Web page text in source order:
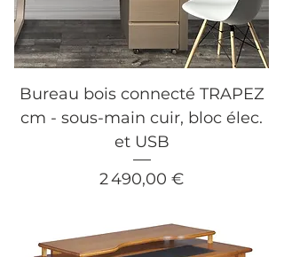
Bureau bois connecté TRAPEZ
cm - sous-main cuir, bloc élec.
et USB
Prix
2 490,00 €